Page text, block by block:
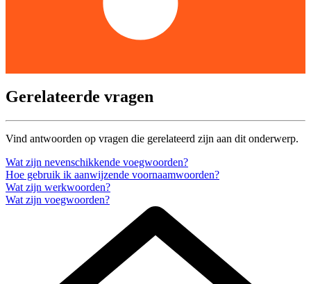
Gerelateerde vragen
Vind antwoorden op vragen die gerelateerd zijn aan dit onderwerp.
Wat zijn nevenschikkende voegwoorden?
Hoe gebruik ik aanwijzende voornaamwoorden?
Wat zijn werkwoorden?
Wat zijn voegwoorden?